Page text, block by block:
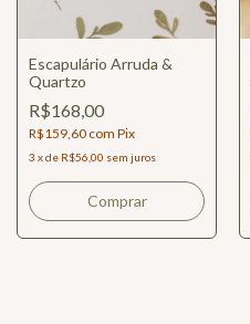
Escapulário Arruda &
Quartzo
R$168,00
R$159,60 com Pix
3 xde R$56,00 sem juros
Comprar